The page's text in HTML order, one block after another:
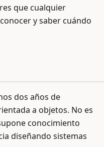
que cualquier
y saber cuándo
dos años de
a objetos. No es
conocimiento
diseñando sistemas